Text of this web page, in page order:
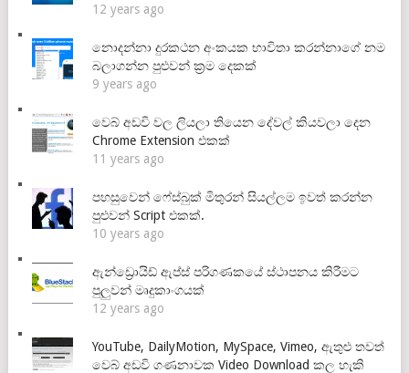
12 years ago
නොදන්නා දුරකථන අංකයක භාවිතා කරන්නාගේ නම
බලාගන්න පුළුවන් ක්‍රම දෙකක්
9 years ago
වෙබ් අඩවි වල ලියලා තියෙන දේවල් කියවලා දෙන
Chrome Extension එකක්
11 years ago
පහසුවෙන් ෆේස්බුක් මිතුරන් සියල්ලම ඉවත් කරන්න
පුළුවන් Script එකක්.
10 years ago
ඇන්ඩ්‍රොයිඩ් ඇප්ස් පරිගණකයේ ස්ථාපනය කිරීමට
පුලුවන් මෘදුකාංගයක්
12 years ago
YouTube, DailyMotion, MySpace, Vimeo, ඇතුළු තවත්
වෙබ් අඩවි ගණනාවක Video Download කල හැකි